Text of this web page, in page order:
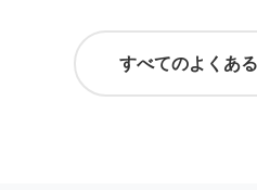
すべてのよくあ